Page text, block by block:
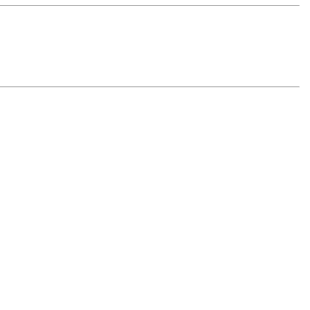
Vipps, Klarna och Google Pay.
debiteras kortet/fakturan.